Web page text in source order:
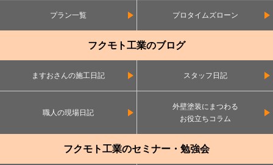
プラン一覧 プロタイムズローン
フクモト工業のブログ
ますおさんの施工日記 スタッフ日記
職人の現場日記
外壁塗装にまつわる
お役立ちコラム
フクモト工業のセミナー・勉強会